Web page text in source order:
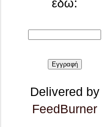
εδω:
Delivered by
FeedBurner